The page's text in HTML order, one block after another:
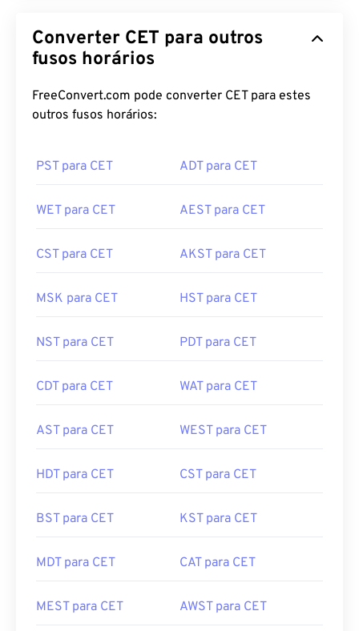
Converter CET para outros
fusos horários
FreeConvert.com pode converter CET para estes
outros fusos horários:
PST para CET ADT para CET
WET para CET AEST para CET
CST para CET AKST para CET
MSK para CET HST para CET
NST para CET PDT para CET
CDT para CET WAT para CET
AST para CET WEST para CET
HDT para CET CST para CET
BST para CET KST para CET
MDT para CET CAT para CET
MEST para CET AWST para CET